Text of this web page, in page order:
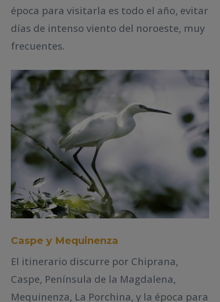
época para visitarla es todo el año, evitar
días de intenso viento del noroeste, muy
frecuentes.
Caspe y Mequinenza
El itinerario discurre por Chiprana,
Caspe, Península de la Magdalena,
Mequinenza, La Porchina, y la época para